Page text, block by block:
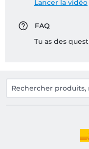
Lancer la vidéo
FAQ
Tu as des